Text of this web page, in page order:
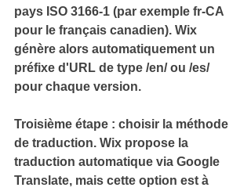
pays ISO 3166-1 (par exemple fr-CA
pour le français canadien). Wix
génère alors automatiquement un
préfixe d'URL de type /en/ ou /es/
pour chaque version.
Troisième étape : choisir la méthode
de traduction. Wix propose la
traduction automatique via Google
Translate, mais cette option est à